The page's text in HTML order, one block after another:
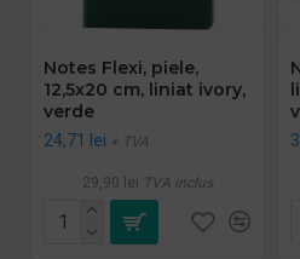
Notes Flexi, piele,
12,5x20 cm, liniat ivory,
verde
24,71 lei + TVA
29,90 lei TVA inclus